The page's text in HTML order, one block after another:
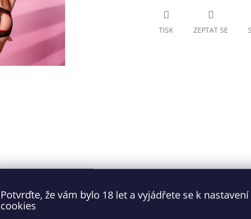
Potvrďte, že vám bylo 18 let a vyjádřete se k nastavení
cookies
TISK ZEPTAT SE